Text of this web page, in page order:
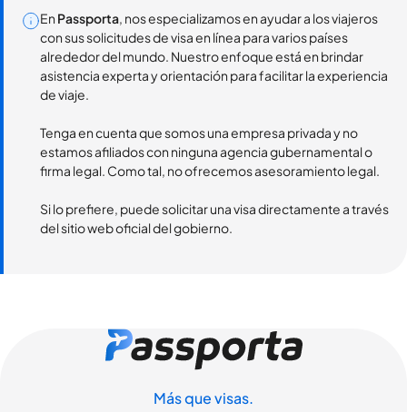
En Passporta, nos especializamos en ayudar a los viajeros
con sus solicitudes de visa en línea para varios países
alrededor del mundo. Nuestro enfoque está en brindar
asistencia experta y orientación para facilitar la experiencia
de viaje.
Tenga en cuenta que somos una empresa privada y no
estamos afiliados con ninguna agencia gubernamental o
firma legal. Como tal, no ofrecemos asesoramiento legal.
Si lo prefiere, puede solicitar una visa directamente a través
del sitio web oficial del gobierno.
Más que visas.